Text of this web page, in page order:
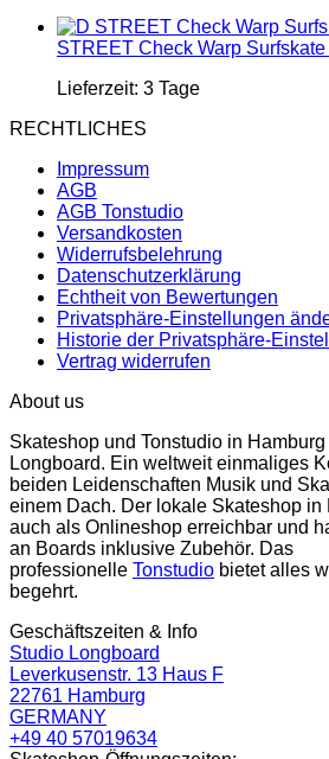
STREET Check Warp
Lieferzeit: 3 Tage
RECHTLICHES
Impressum
AGB
AGB Tonstudio
Versandkosten
Widerrufsbelehrung
Datenschutzerklärung
Echtheit von Bewertungen
Privatsphäre-Einstellungen
Historie der Privatsphäre-
Vertrag widerrufen
About us
Skateshop und Tonstudio in
Longboard. Ein weltweit einmaliges
beiden Leidenschaften Musik und
einem Dach. Der lokale Skateshop in
auch als Onlineshop erreichbar und
an Boards inklusive Zubehör. Das
professionelle Tonstudio bietet alles
begehrt.
Geschäftszeiten & Info
Studio Longboard
Leverkusenstr. 13 Haus F
22761 Hamburg
GERMANY
+49 40 57019634